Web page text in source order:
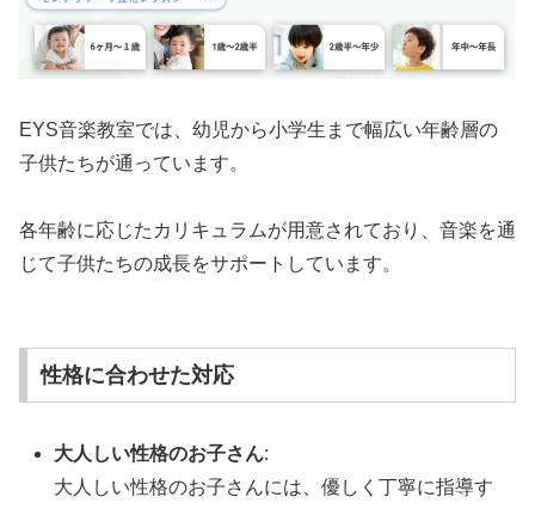
EYS音楽教室では、幼児から小学生まで幅広い年齢層の
子供たちが通っています。
各年齢に応じたカリキュラムが用意されており、音楽を通
じて子供たちの成長をサポートしています。
性格に合わせた対応
大人しい性格のお子さん:
大人しい性格のお子さんには、優しく丁寧に指導す